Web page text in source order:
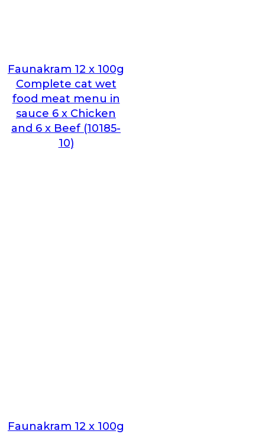
Faunakram 12 x 100g
Complete cat wet
food meat menu in
sauce 6 x Chicken
and 6 x Beef (10185-
10)
Faunakram 12 x 100g